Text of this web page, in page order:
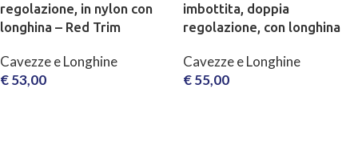
regolazione, in nylon con
longhina – Red Trim
Cavezze e Longhine
€53,00
imbottita, doppia
regolazione, con longhina
Cavezze e Longhine
€55,00